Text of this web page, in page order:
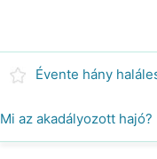
Mi az akadályozott hajó?